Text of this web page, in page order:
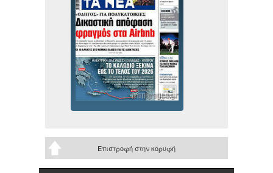
Επιστροφή στην κορυφή